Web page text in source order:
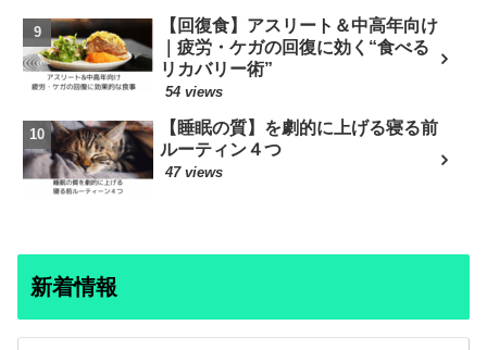
【回復食】アスリート＆中高年向け
｜疲労・ケガの回復に効く“食べる
リカバリー術”
54 views
【睡眠の質】を劇的に上げる寝る前
ルーティン４つ
47 views
新着情報